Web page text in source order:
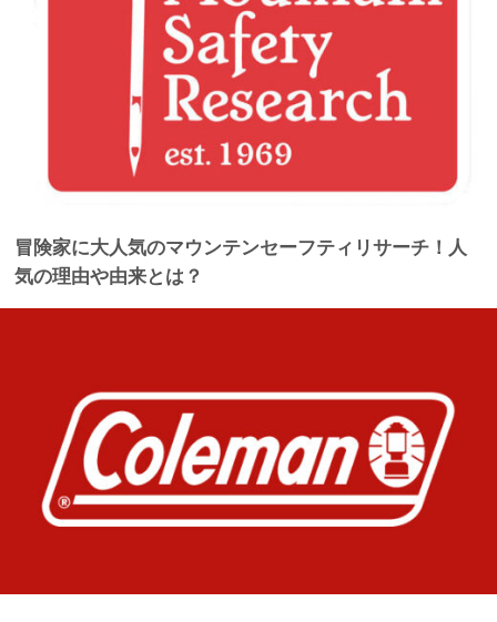
冒険家に大人気のマウンテンセーフティリサーチ！人
気の理由や由来とは？